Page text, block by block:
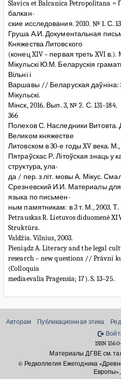
Slavica et Balcanica Petropolitana =
балкан-
ские исследования. 2010. № 1. С.
Груша А.И. Документальная
Княжества Литовского
(конец XIV – первая треть XVI в.).
Мікульскі Ю.М. Беларускія
Вільні і
Варшавы // Беларуская
Мікульскі.
Мінск, 2016. Вып. 3, № 2. С. 131–184.
366
Полехов С. Наследники Витовта.
Великом княжестве
Литовском в 30-е годы XV века. М.,
Пятраўскас Р. Літоўская знаць у
структура, ула-
да / пер. з літ. мовы А. Мікус.
Срезневский И.И. Материалы для
языка по письмен-
ным памятникам: в 3 т. М., 2003. Т.
Petrauskas R. Lietuvos diduomenė
Struktūra.
Valdžia. Vilnius, 2003.
Pieniądz A. Literacy and the legal
research – new questions // Právni
(Colloquia
mediaevalia Pragensia; 17). S. 13–25.
Авторам Публикационная этика
ISSN
Материалы ДГВЕ см.
© Редколлегия Ежегодника
Европы»,